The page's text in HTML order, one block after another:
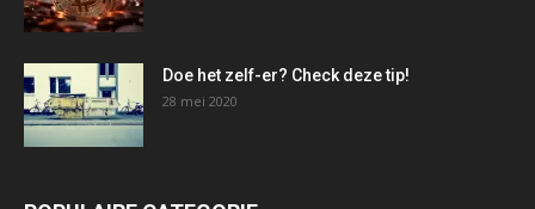
Doe het zelf-er? Check deze tip!
28 mei 2020